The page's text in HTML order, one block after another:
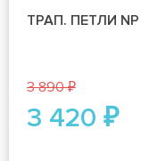
ТРАП. ПЕТЛИ NP
3 890 ₽
3 420 ₽